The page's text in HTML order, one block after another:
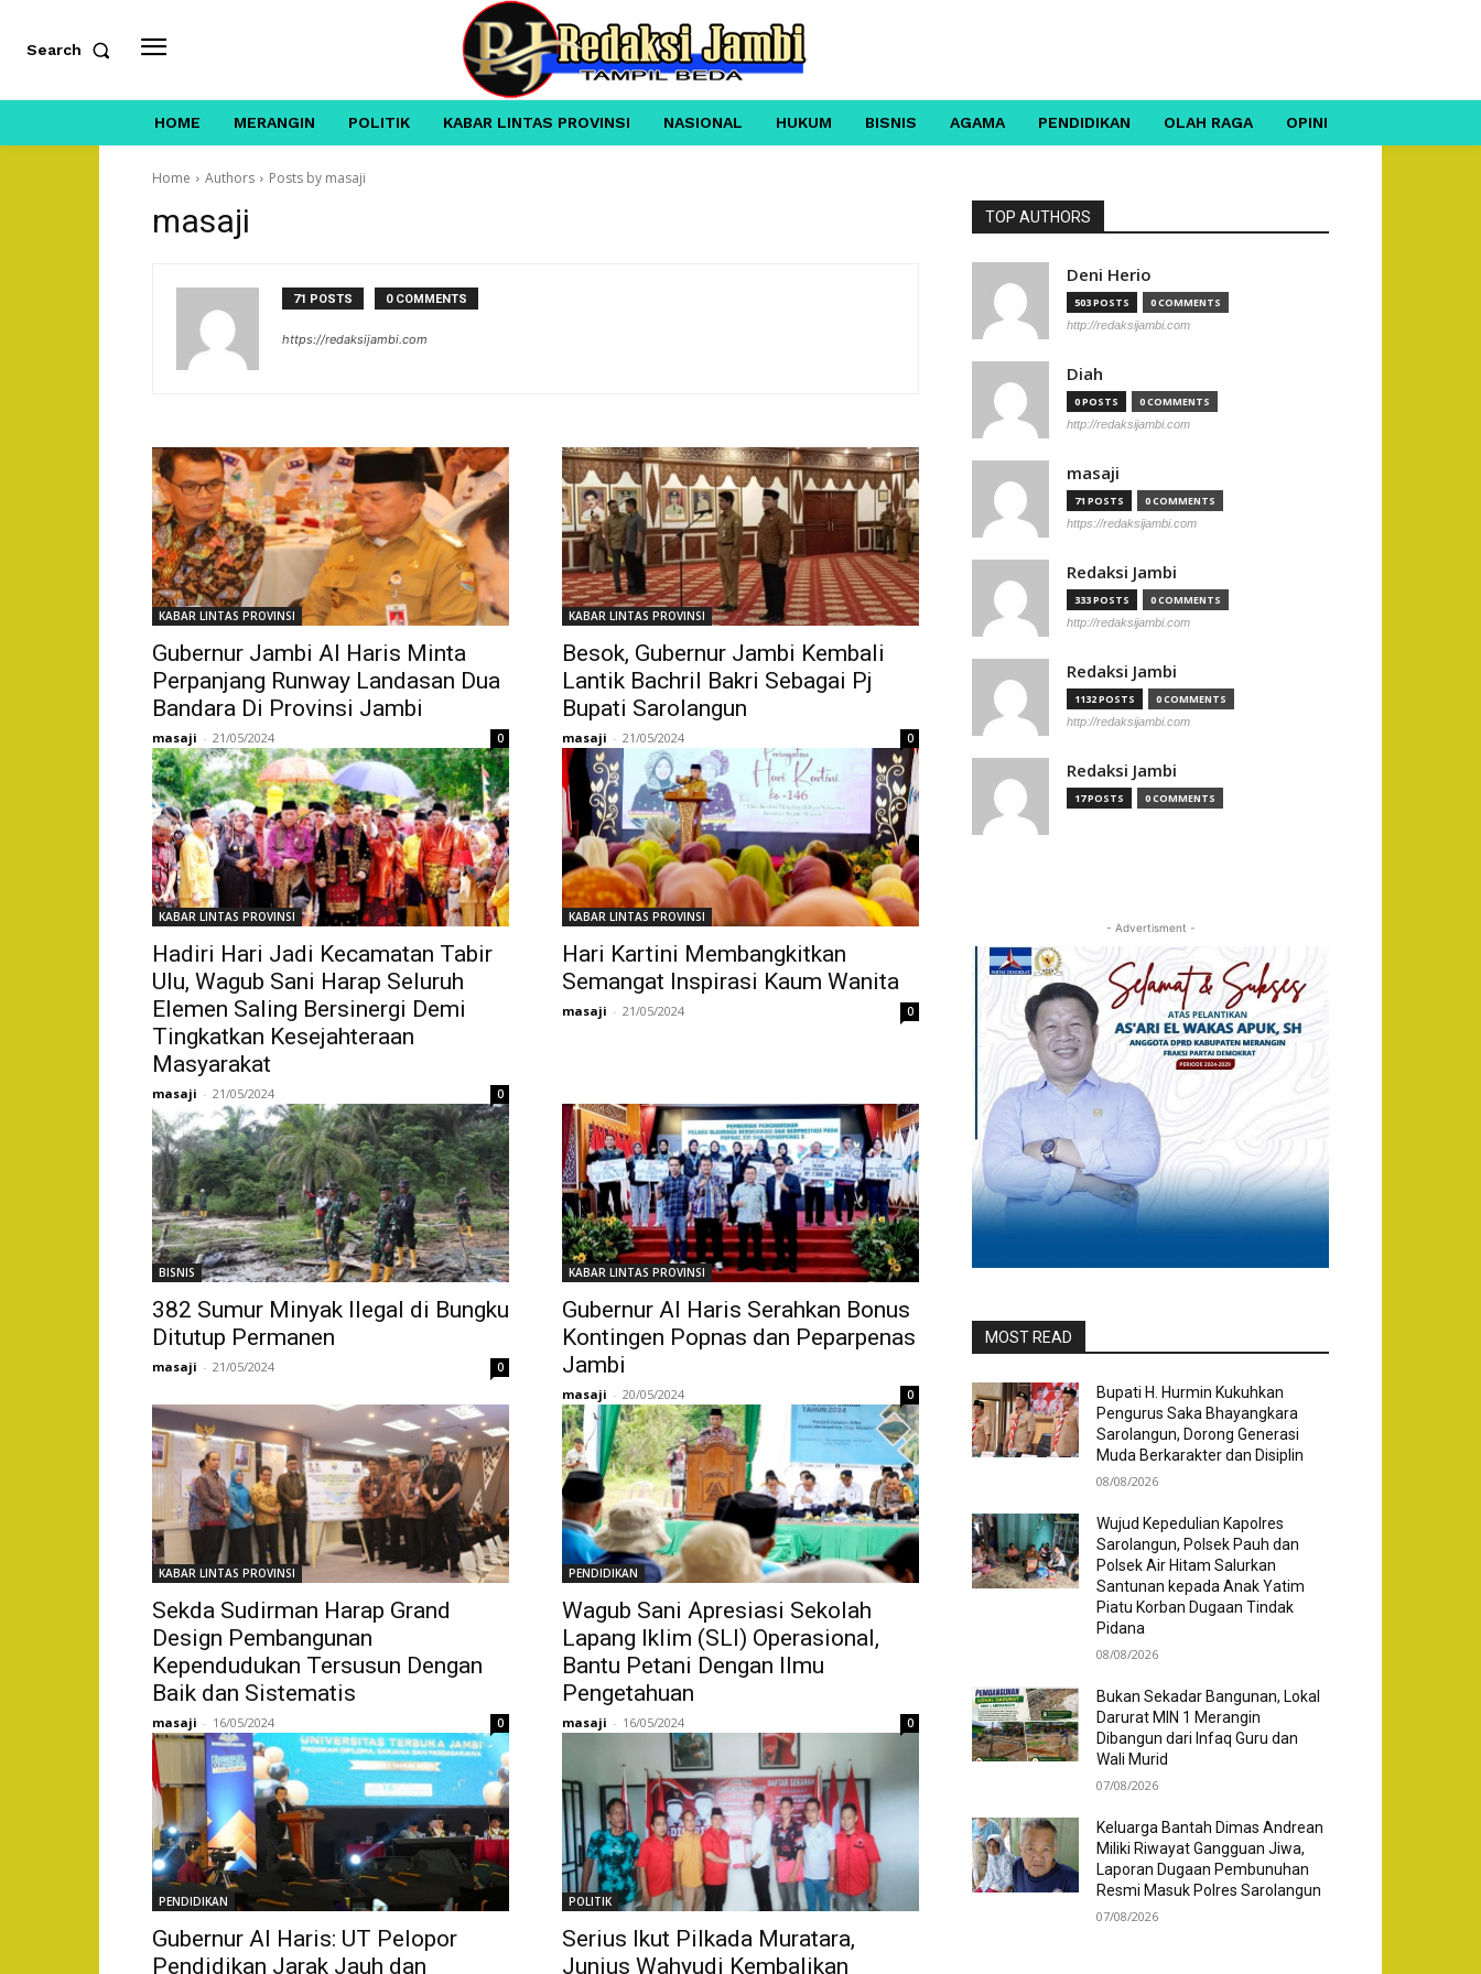
Search
HOME MERANGIN POLITIK KABAR LINTAS PROVINSI NASIONAL HUKUM BISNIS AGAMA PENDIDIKAN OLAH RAGA OPINI
Home Authors Posts by masaji
masaji
71 POSTS 0 COMMENTS
https://redaksijambi.com
KABAR LINTAS PROVINSI
Gubernur Jambi Al Haris Minta
Perpanjang Runway Landasan Dua
Bandara Di Provinsi Jambi
masaji - 21/05/2024 0
KABAR LINTAS PROVINSI
Besok, Gubernur Jambi Kembali
Lantik Bachril Bakri Sebagai Pj
Bupati Sarolangun
masaji - 21/05/2024 0
KABAR LINTAS PROVINSI
Hadiri Hari Jadi Kecamatan Tabir
Ulu, Wagub Sani Harap Seluruh
Elemen Saling Bersinergi Demi
Tingkatkan Kesejahteraan
Masyarakat
masaji - 21/05/2024 0
KABAR LINTAS PROVINSI
Hari Kartini Membangkitkan
Semangat Inspirasi Kaum Wanita
masaji - 21/05/2024 0
BISNIS
382 Sumur Minyak Ilegal di Bungku
Ditutup Permanen
masaji - 21/05/2024 0
KABAR LINTAS PROVINSI
Gubernur Al Haris Serahkan Bonus
Kontingen Popnas dan Peparpenas
Jambi
masaji - 20/05/2024 0
KABAR LINTAS PROVINSI
Sekda Sudirman Harap Grand
Design Pembangunan
Kependudukan Tersusun Dengan
Baik dan Sistematis
masaji - 16/05/2024 0
PENDIDIKAN
Wagub Sani Apresiasi Sekolah
Lapang Iklim (SLI) Operasional,
Bantu Petani Dengan Ilmu
Pengetahuan
masaji - 16/05/2024 0
PENDIDIKAN
Gubernur Al Haris: UT Pelopor
Pendidikan Jarak Jauh dan
POLITIK
Serius Ikut Pilkada Muratara,
Junius Wahyudi Kembalikan
TOP AUTHORS
Deni Herio
503 POSTS 0 COMMENTS
http://redaksijambi.com
Diah
0 POSTS 0 COMMENTS
http://redaksijambi.com
masaji
71 POSTS 0 COMMENTS
https://redaksijambi.com
Redaksi Jambi
333 POSTS 0 COMMENTS
http://redaksijambi.com
Redaksi Jambi
1132 POSTS 0 COMMENTS
http://redaksijambi.com
Redaksi Jambi
17 POSTS 0 COMMENTS
- Advertisment -
MOST READ
Bupati H. Hurmin Kukuhkan
Pengurus Saka Bhayangkara
Sarolangun, Dorong Generasi
Muda Berkarakter dan Disiplin
08/08/2026
Wujud Kepedulian Kapolres
Sarolangun, Polsek Pauh dan
Polsek Air Hitam Salurkan
Santunan kepada Anak Yatim
Piatu Korban Dugaan Tindak
Pidana
08/08/2026
Bukan Sekadar Bangunan, Lokal
Darurat MIN 1 Merangin
Dibangun dari Infaq Guru dan
Wali Murid
07/08/2026
Keluarga Bantah Dimas Andrean
Miliki Riwayat Gangguan Jiwa,
Laporan Dugaan Pembunuhan
Resmi Masuk Polres Sarolangun
07/08/2026